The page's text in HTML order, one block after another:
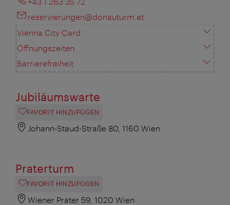
reservierungen@donauturm.at
Vienna City Card
Öffnungszeiten
Barrierefreiheit
Jubiläumswarte
FAVORIT HINZUFÜGEN
Johann-Staud-Straße 80, 1160 Wien
Praterturm
FAVORIT HINZUFÜGEN
Wiener Prater 59, 1020 Wien